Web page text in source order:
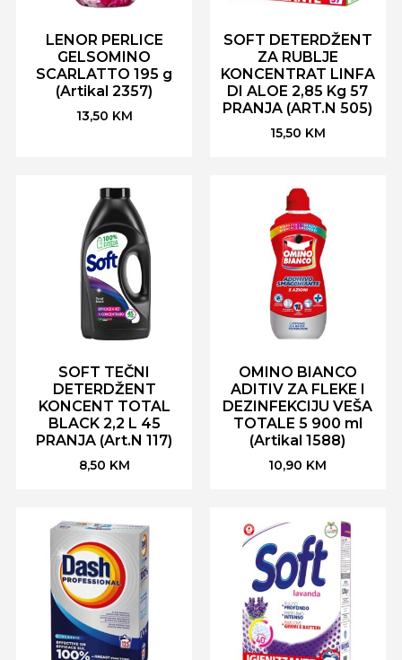
LENOR PERLICE
GELSOMINO
SCARLATTO 195 g
(Artikal 2357)
13,50 KM
SOFT DETERDŽENT
ZA RUBLJE
KONCENTRAT LINFA
DI ALOE 2,85 Kg 57
PRANJA (ART.N 505)
15,50 KM
SOFT TEČNI
DETERDŽENT
KONCENT TOTAL
BLACK 2,2 L 45
PRANJA (Art.N 117)
8,50 KM
OMINO BIANCO
ADITIV ZA FLEKE I
DEZINFEKCIJU VEŠA
TOTALE 5 900 ml
(Artikal 1588)
10,90 KM